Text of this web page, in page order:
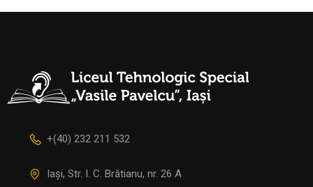
+(40) 232 211 532
Iași, Str. I. C. Brătianu, nr. 26 A